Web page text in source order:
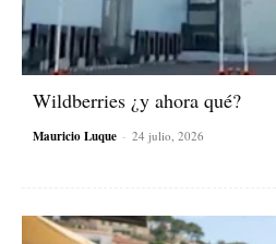
Wildberries ¿y ahora qué?
Mauricio Luque - 24 julio, 2026